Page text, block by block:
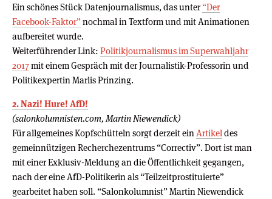
Ein schönes Stück Datenjournalismus, das unter“Der
Facebook-Faktor”nochmal in Textform und mit Animationen
aufbereitet wurde.
Weiterführender Link: Politikjournalismus im Superwahljahr
2017mit einem Gespräch mit der Journalistik-Professorin und
Politikexpertin Marlis Prinzing.
2. Nazi! Hure! AfD!
(salonkolumnisten.com, Martin Niewendick)
Für allgemeines Kopfschütteln sorgt derzeit ein Artikel des
gemeinnützigen Recherchezentrums “Correctiv”. Dort ist man
mit einer Exklusiv-Meldung an die Öffentlichkeit gegangen,
nach der eine AfD-Politikerin als “Teilzeitprostituierte”
gearbeitet haben soll. “Salonkolumnist” Martin Niewendick